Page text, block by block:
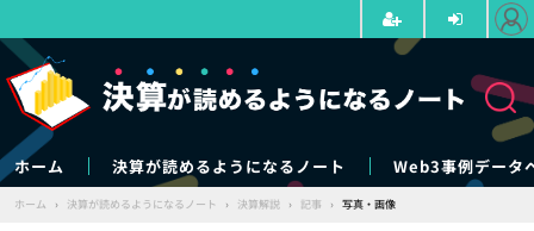
ホーム 決算が読めるようになるノート Web3事例データ
ホーム › 決算が読めるようになるノート › 決算解説 › 記事 › 写真・画像